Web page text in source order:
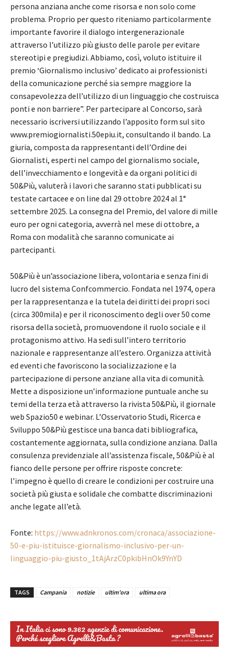
persona anziana anche come risorsa e non solo come
problema. Proprio per questo riteniamo particolarmente
importante favorire il dialogo intergenerazionale
attraverso l’utilizzo più giusto delle parole per evitare
stereotipi e pregiudizi. Abbiamo, così, voluto istituire il
premio ‘Giornalismo inclusivo’ dedicato ai professionisti
della comunicazione perché sia sempre maggiore la
consapevolezza dell’utilizzo di un linguaggio che costruisca
ponti e non barriere”. Per partecipare al Concorso, sarà
necessario iscriversi utilizzando l’apposito form sul sito
www.premiogiornalisti.50epiu.it, consultando il bando. La
giuria, composta da rappresentanti dell’Ordine dei
Giornalisti, esperti nel campo del giornalismo sociale,
dell’invecchiamento e longevità e da organi politici di
50&Più, valuterà i lavori che saranno stati pubblicati su
testate cartacee e on line dal 29 ottobre 2024 al 1°
settembre 2025. La consegna del Premio, del valore di mille
euro per ogni categoria, avverrà nel mese di ottobre, a
Roma con modalità che saranno comunicate ai
partecipanti.
50&Più è un’associazione libera, volontaria e senza fini di
lucro del sistema Confcommercio. Fondata nel 1974, opera
per la rappresentanza e la tutela dei diritti dei propri soci
(circa 300mila) e per il riconoscimento degli over 50 come
risorsa della società, promuovendone il ruolo sociale e il
protagonismo attivo. Ha sedi sull’intero territorio
nazionale e rappresentanze all’estero. Organizza attività
ed eventi che favoriscono la socializzazione e la
partecipazione di persone anziane alla vita di comunità.
Mette a disposizione un’informazione puntuale anche su
temi della terza età attraverso la rivista 50&Più, il giornale
web Spazio50 e webinar. L’Osservatorio Studi, Ricerca e
Sviluppo 50&Più gestisce una banca dati bibliografica,
costantemente aggiornata, sulla condizione anziana. Dalla
consulenza previdenziale all’assistenza fiscale, 50&Più è al
fianco delle persone per offrire risposte concrete:
l’impegno è quello di creare le condizioni per costruire una
società più giusta e solidale che combatte discriminazioni
anche legate all’età.
Fonte: https://www.adnkronos.com/cronaca/associazione-
50-e-piu-istituisce-giornalismo-inclusivo-per-un-
linguaggio-piu-giusto_1tAjArzC0pkibHnOk9YnYD
TAGS Campania notizie ultim'ora ultima ora